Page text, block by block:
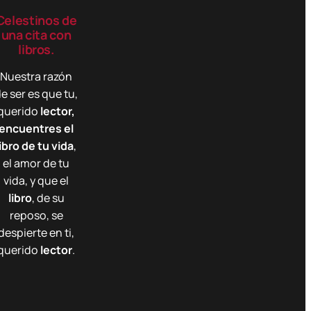
pueden
elegir
la
página
de
producto
de
una cita con
libros.
Nuestra razón
ser es que tu,
lector,
el
de tu vida,
el amor de tu
vida, y que el
libro, de su
reposo, se
en ti,
lector.